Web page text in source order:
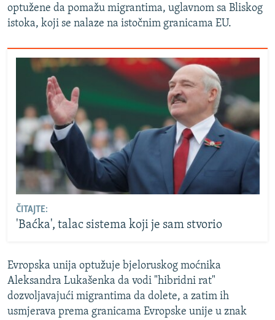
optužene da pomažu migrantima, uglavnom sa Bliskog
istoka, koji se nalaze na istočnim granicama EU.
ČITAJTE:
'Baćka', talac sistema koji je sam stvorio
Evropska unija optužuje bjeloruskog moćnika
Aleksandra Lukašenka da vodi "hibridni rat"
dozvoljavajući migrantima da dolete, a zatim ih
usmjerava prema granicama Evropske unije u znak